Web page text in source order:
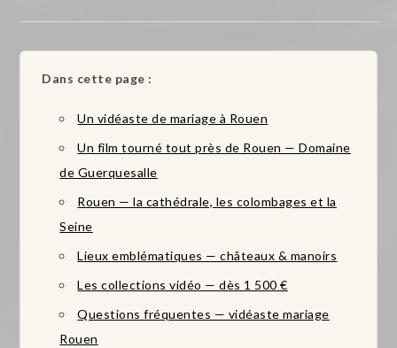
Dans cette page :
Un vidéaste de mariage à Rouen
Un film tourné tout près de Rouen — Domaine
de Guerquesalle
Rouen — la cathédrale, les colombages et la
Seine
Lieux emblématiques — châteaux & manoirs
Les collections vidéo — dès 1 500 €
Questions fréquentes — vidéaste mariage
Rouen